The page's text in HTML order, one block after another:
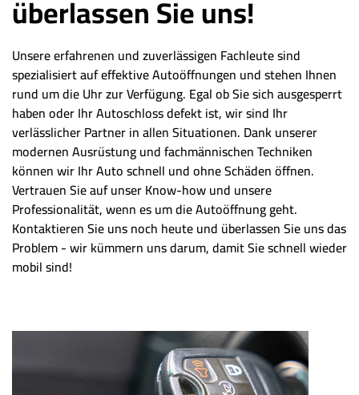
überlassen Sie uns!
Unsere erfahrenen und zuverlässigen Fachleute sind
spezialisiert auf effektive Autoöffnungen und stehen Ihnen
rund um die Uhr zur Verfügung. Egal ob Sie sich ausgesperrt
haben oder Ihr Autoschloss defekt ist, wir sind Ihr
verlässlicher Partner in allen Situationen. Dank unserer
modernen Ausrüstung und fachmännischen Techniken
können wir Ihr Auto schnell und ohne Schäden öffnen.
Vertrauen Sie auf unser Know-how und unsere
Professionalität, wenn es um die Autoöffnung geht.
Kontaktieren Sie uns noch heute und überlassen Sie uns das
Problem - wir kümmern uns darum, damit Sie schnell wieder
mobil sind!